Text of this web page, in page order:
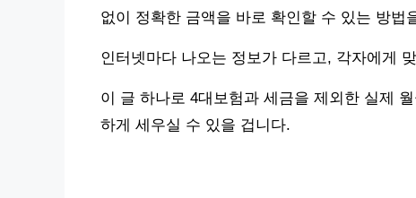
없이 정확한 금액을 바로 확인할 수 있는 방법
인터넷마다 나오는 정보가 다르고, 각자에게
이 글 하나로 4대보험과 세금을 제외한 실제
하게 세우실 수 있을 겁니다.